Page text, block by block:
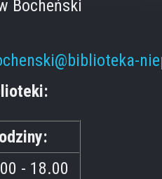
Bocheński
- 18.00